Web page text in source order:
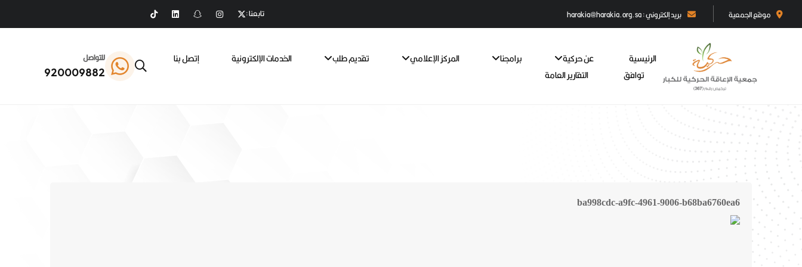
موقع الجمعية بريد إلكتروني : harakia@harakia.org.sa تابعنا :
الرئيسية عن حركية برامجنا المركز الإعلامي تقديم طلب الخدمات الإلكترونية
إتصل بنا
توافق
التقارير العامة
للتواصل
920009882
ba998cdc-a9fc-4961-9006-b68ba6760ea6